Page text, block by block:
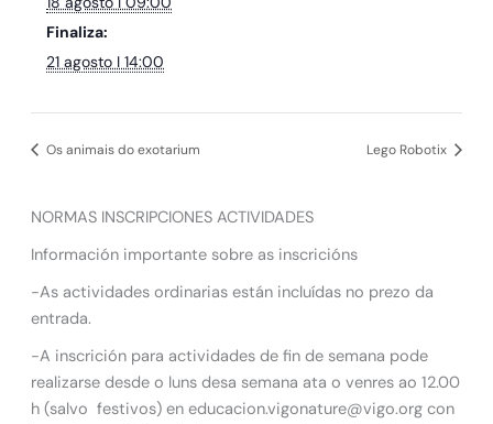
Finaliza:
21 agosto I 14:00
Os animais do exotarium Lego Robotix
NORMAS INSCRIPCIONES ACTIVIDADES
Información importante sobre as inscricións
-As actividades ordinarias están incluídas no prezo da
entrada.
-A inscrición para actividades de fin de semana pode
realizarse desde o luns desa semana ata o venres ao 12.00
h (salvo festivos) en educacion.vigonature@vigo.org con